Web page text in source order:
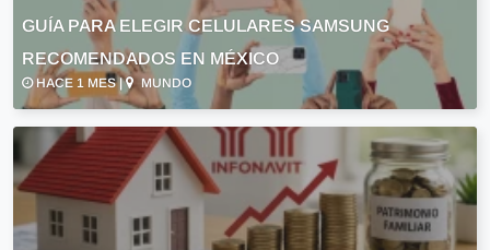
GUÍA PARA ELEGIR CELULARES SAMSUNG
RECOMENDADOS EN MÉXICO
HACE 1 MES | MUNDO